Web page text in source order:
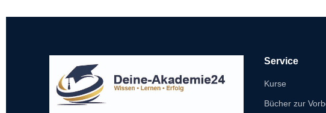
Service
Kurse
Bücher zur